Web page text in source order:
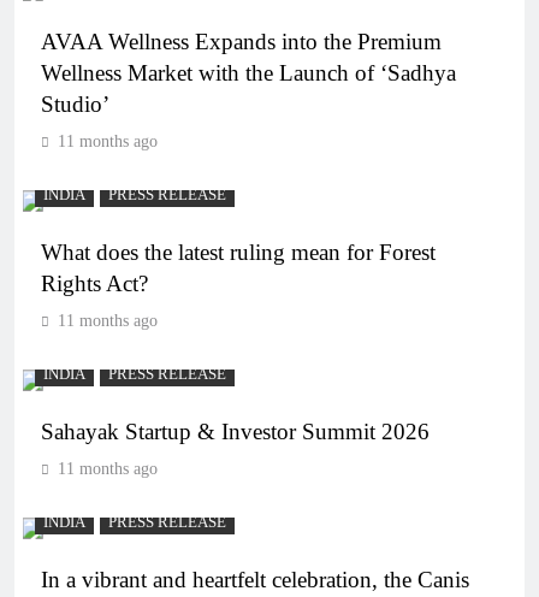
AVAA Wellness Expands into the Premium
Wellness Market with the Launch of ‘Sadhya
Studio’
11 months ago
INDIA PRESS RELEASE
What does the latest ruling mean for Forest
Rights Act?
11 months ago
INDIA PRESS RELEASE
Sahayak Startup & Investor Summit 2026
11 months ago
INDIA PRESS RELEASE
In a vibrant and heartfelt celebration, the Canis